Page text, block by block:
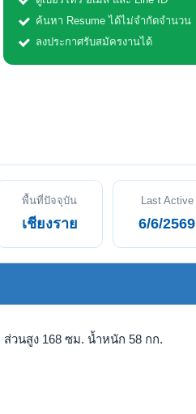
ค้นหา Resume ได้ไม่จำกัดจำนวน
ลงประกาศรับสมัครงานได้
พื้นที่ปัจจุบัน
เชียงราย
Last Active
6/6/2569
ส่วนสูง 168 ซม. น้ำหนัก 58 กก.